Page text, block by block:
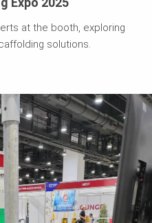
at the booth, exploring
solutions.